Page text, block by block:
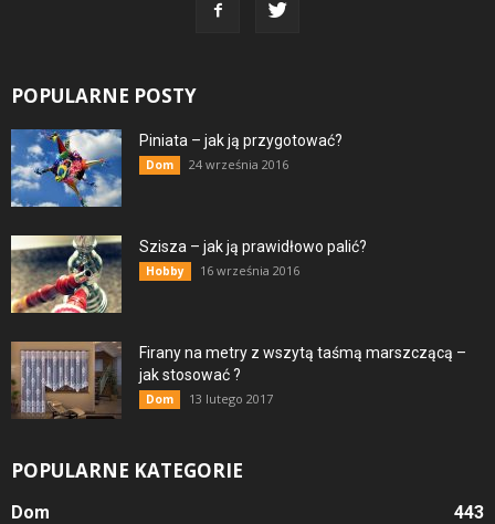
POPULARNE POSTY
Piniata – jak ją przygotować?
Dom 24 września 2016
Szisza – jak ją prawidłowo palić?
Hobby 16 września 2016
Firany na metry z wszytą taśmą marszczącą –
jak stosować ?
Dom 13 lutego 2017
POPULARNE KATEGORIE
Dom 443